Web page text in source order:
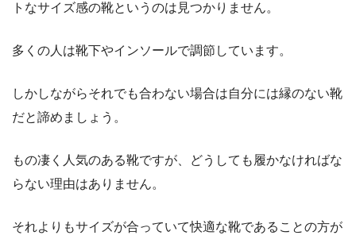
トなサイズ感の靴というのは見つかりません。
多くの人は靴下やインソールで調節しています。
しかしながらそれでも合わない場合は自分には縁のない靴
だと諦めましょう。
もの凄く人気のある靴ですが、どうしても履かなければな
らない理由はありません。
それよりもサイズが合っていて快適な靴であることの方が